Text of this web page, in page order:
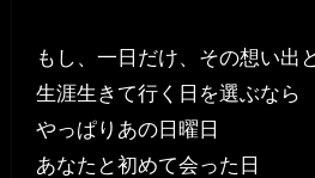
もし、一日だけ、その想い出
生涯生きて行く日を選ぶなら
やっぱりあの日曜日
あなたと初めて会った日